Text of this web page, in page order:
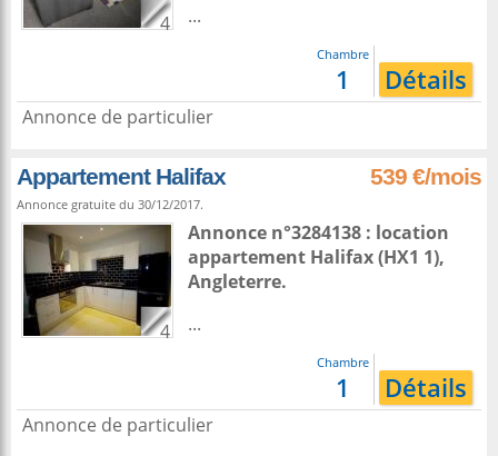
4
...
Chambre
1 Détails
Annonce de particulier
Appartement Halifax 539 €/mois
Annonce gratuite du 30/12/2017.
4
Annonce n°3284138 : location
appartement Halifax(HX1 1),
Angleterre.
...
Chambre
1 Détails
Annonce de particulier